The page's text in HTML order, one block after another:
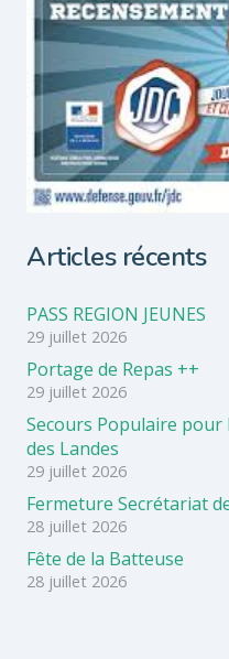
Articles récents
PASS REGION JEUNES
29 juillet 2026
Portage de Repas ++
29 juillet 2026
Secours Populaire pour
des Landes
29 juillet 2026
Fermeture Secrétariat
28 juillet 2026
Fête de la Batteuse
28 juillet 2026